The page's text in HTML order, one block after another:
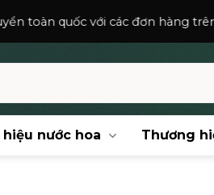
với các đơn hàng trên150,000₫.
nước hoa Thương